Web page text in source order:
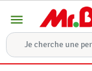
menu